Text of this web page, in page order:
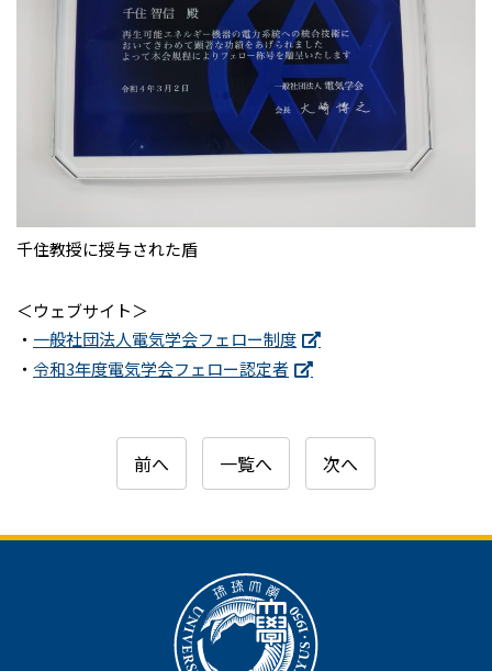
千住教授に授与された盾
＜ウェブサイト＞
・ 一般社団法人電気学会フェロー制度
・ 令和3年度電気学会フェロー認定者
前へ 一覧へ 次へ